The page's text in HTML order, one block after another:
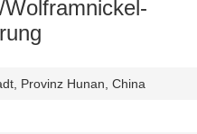
Provinz Hunan, China